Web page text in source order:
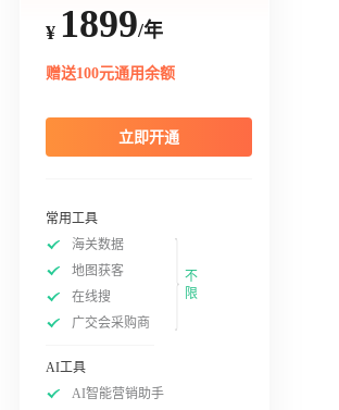
¥ 1899/年
赠送100元通用余额
立即开通
常用工具
海关数据
地图获客
在线搜
广交会采购商
不
限
AI工具
AI智能营销助手